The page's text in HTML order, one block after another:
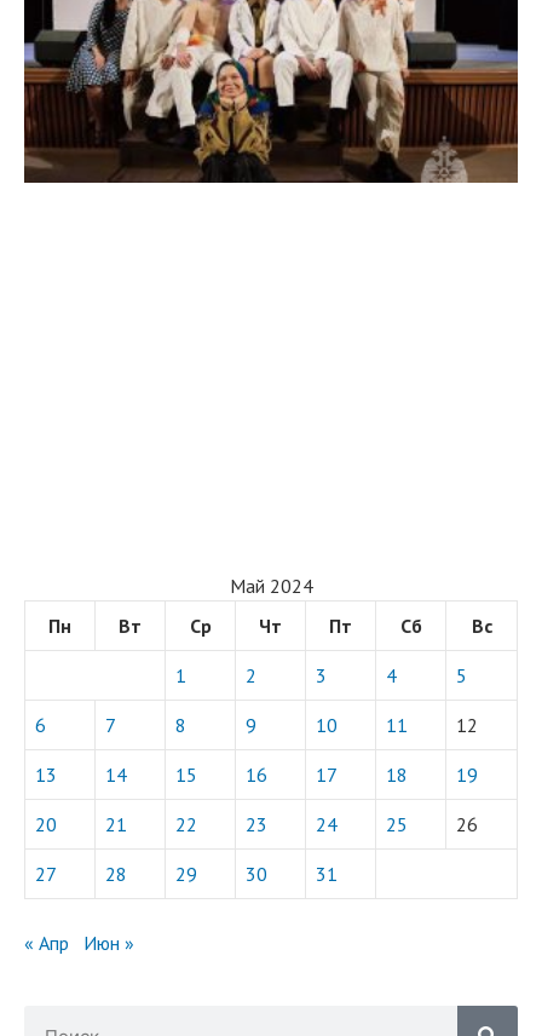
Май 2024
Пн
Вт Ср Чт Пт Сб Вс
1 2 3 4 5
6 7 8 9 10 11 12
13 14 15 16 17 18 19
20 21 22 23 24 25 26
27 28 29 30 31
« Апр Июн »